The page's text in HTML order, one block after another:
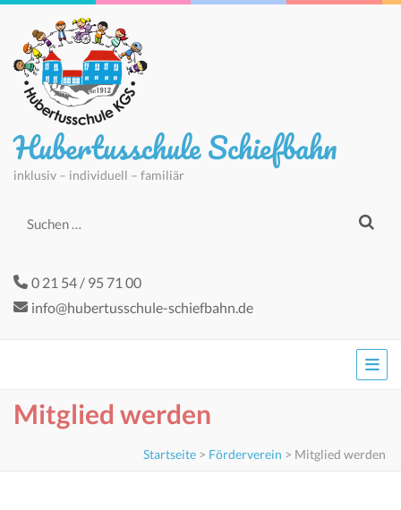
Hubertusschule Schiefbahn
inklusiv – individuell – familiär
Suchen
0 21 54 / 95 71 00
info@hubertusschule-schiefbahn.de
Mitglied werden
Startseite > Förderverein > Mitglied werden